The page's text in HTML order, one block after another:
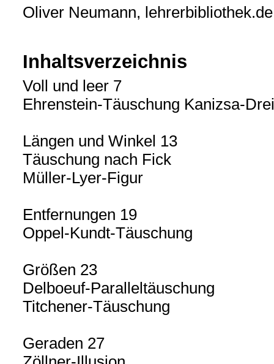
Oliver Neumann, lehrerbibliothek.de
Inhaltsverzeichnis
Voll und leer 7
Ehrenstein-Täuschung Kanizsa-
Längen und Winkel 13
Täuschung nach Fick
Müller-Lyer-Figur
Entfernungen 19
Oppel-Kundt-Täuschung
Größen 23
Delboeuf-Paralleltäuschung
Titchener-Täuschung
Geraden 27